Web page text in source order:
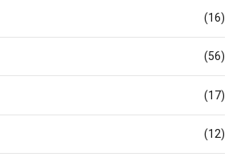
(16)
(56)
(17)
(12)